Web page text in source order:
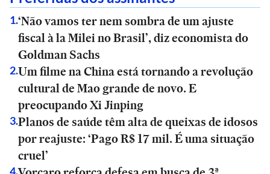
1.‘Não vamos ter nem sombra de um ajuste
fiscal à la Milei no Brasil’, diz economista do
Goldman Sachs
2.Um filme na China está tornando a revolução
cultural de Mao grande de novo. E
preocupando Xi Jinping
3.Planos de saúde têm alta de queixas de idosos
por reajuste: ‘Pago R$ 17 mil. É uma situação
cruel’
4.